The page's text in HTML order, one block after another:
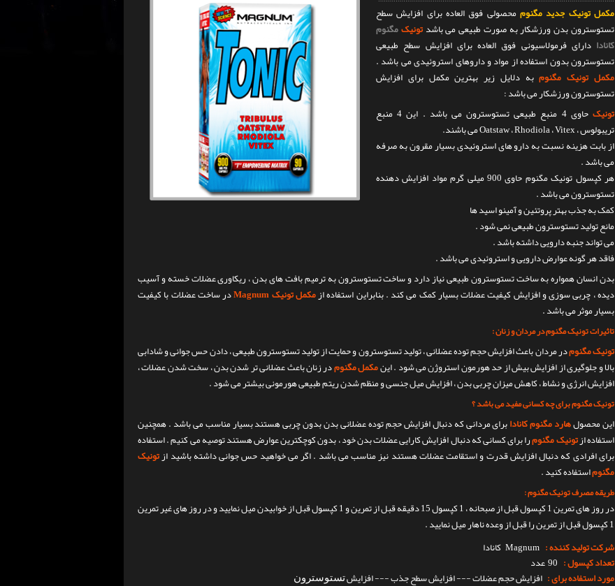
مکمل تونیک جدید مگنوممحصولی فوق العاده برای افزایش سطح
تستوسترون بدن ورزشکار به صورت طبیعی می باشدتونیکمگنوم
کانادا دارای فرمولاسیونی فوق العاده برای افزایش سطح طبیعی
تستوسترون بدون استفاده از مواد و داروهای استروئیدی می باشد .
مکمل تونیک مگنومبه دلایل زیر بهترین مکمل برای افزایش
تستوسترون ورزشکار می باشد :
تونیک
حاوی 4 منبع طبیعی تستوسترون می باشد . این 4 منبع
تریبولوس ، Oatstaw ، Rhodiola ، Vitex می باشند.
از بابت هزینه نسبت به دارو های استروئیدی بسیار مقرون به صرفه
می باشد .
هر کپسول تونیک مگنوم حاوی 900 میلی گرم مواد افزایش دهنده
تستوسترون می باشد .
کمک به جذب بهتر پروتئین و آمینو اسید ها
مانع تولید تستوسترون طبیعی نمی شود .
می تواند جنبه دارویی داشته باشد .
فاقد هر گونه عوارض دارویی و استروئیدی می باشد .
بدن انسان همواره به ساخت تستوسترون طبیعی نیاز دارد و ساخت تستوسترون به ترمیم بافت های بدن ، ریکاوری عضلات خسته و آسیب
دیده ، چربی سوزی و افزایش کیفیت عضلات بسیار کمک می کند . بنابراین استفاده ازمکمل تونیک Magnum
در ساخت عضلات با کیفیت
بسیار موثر می باشد .
تاثیرات تونیک مگنوم در مردان و زنان :
تونیک مگنومدر مردان باعث افزایش حجم توده عضلانی ، تولید تستوسترون و حمایت از تولید تستوسترون طبیعی ، دادن حس جوانی و شادابی
بالا و جلوگیری از افزایش بیش از حد هورمون استروژن می شود . اینمکمل مگنومدر زنان باعث عضلانی تر شدن بدن ، سخت شدن عضلات ،
افزایش انرژی و نشاط ، کاهش میزان چربی بدن ، افزایش میل جنسی و منظم شدن ریتم طبیعی هورمونی بیشتر می شود .
تونیک مگنوم برای چه کسانی مفید می باشد ؟
این محصولهارد مگنوم کانادابرای مردانی که دنبال افزایش حجم توده عضلانی بدن بدون چربی هستند بسیار مناسب می باشد . همچنین
استفاده ازتونیک مگنومرا برای کسانی که دنبال افزایش کارایی عضلات بدن خود ، بدون کوچکترین عوارض هستند توصیه می کنیم . استفاده
برای افرادی که دنبال افزایش قدرت و استقامت عضلات هستند نیز مناسب می باشد . اگر می خواهید حس جوانی داشته باشید ازتونیک
مگنوماستفاده کنید .
طریقه مصرف تونیک مگنوم :
در روز های تمرین 1 کپسول قبل از صبحانه ، 1 کپسول 15 دقیقه قبل از تمرین و 1 کپسول قبل از خوابیدن میل نمایید و در روز های غیر تمرین
1 کپسول قبل از تمرین را قبل از وعده ناهار میل نمایید .
شرکت تولید کننده : Magnum کانادا
تعداد کپسول : 90 عدد
مورد استفاده برای : افزایش حجم عضلات --- افزایش سطح جذب --- افزایشتستوسترون